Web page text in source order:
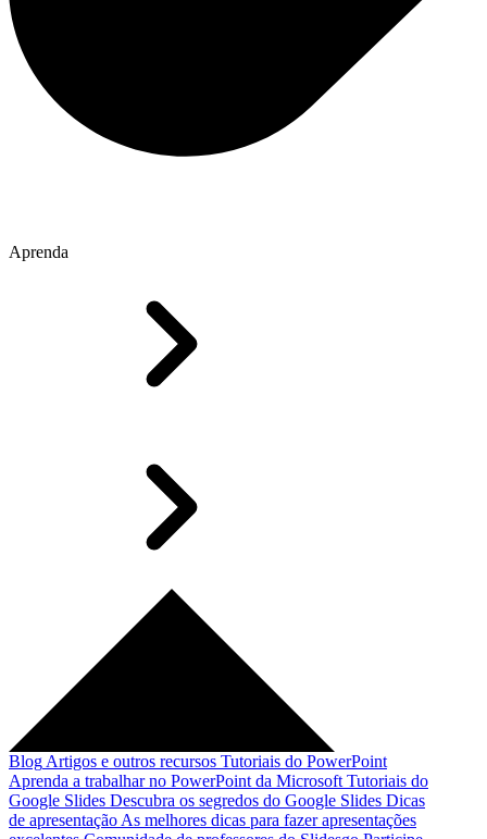
Aprenda
Blog Artigos e outros recursos Tutoriais do PowerPoint
Aprenda a trabalhar no PowerPoint da Microsoft Tutoriais do
Google Slides Descubra os segredos do Google Slides Dicas
de apresentação As melhores dicas para fazer apresentações